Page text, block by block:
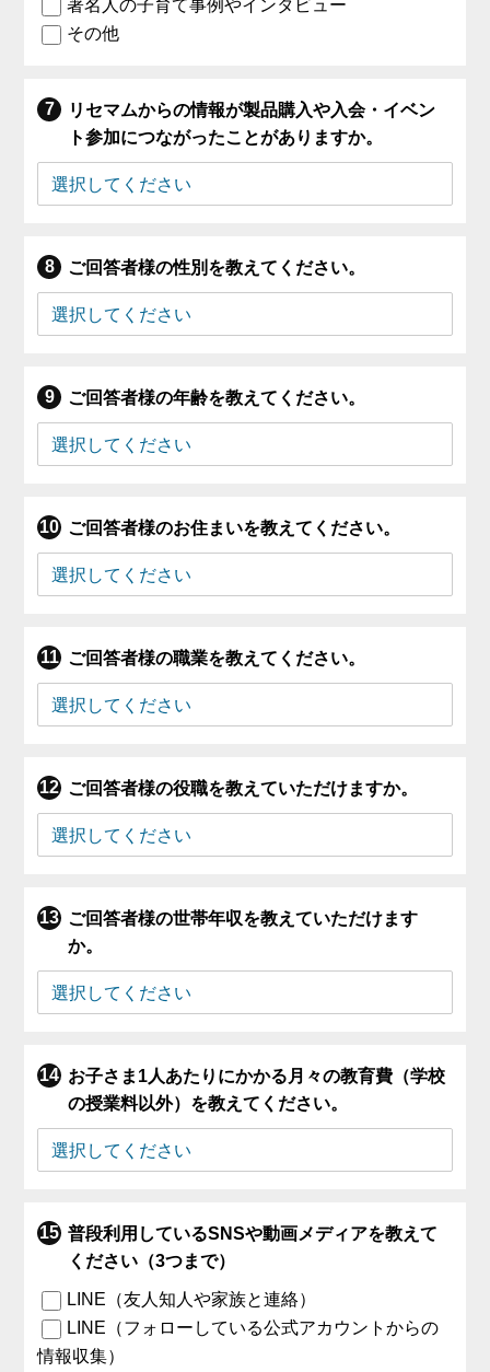
著名人の子育て事例やインタビュー
その他
リセマムからの情報が製品購入や入会・イベン
ト参加につながったことがありますか。
ご回答者様の性別を教えてください。
ご回答者様の年齢を教えてください。
ご回答者様のお住まいを教えてください。
ご回答者様の職業を教えてください。
ご回答者様の役職を教えていただけますか。
ご回答者様の世帯年収を教えていただけます
か。
お子さま1人あたりにかかる月々の教育費（学校
の授業料以外）を教えてください。
普段利用しているSNSや動画メディアを教えて
ください（3つまで）
LINE（友人知人や家族と連絡）
LINE（フォローしている公式アカウントからの
情報収集）